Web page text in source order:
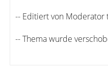
-- Editiert von Moderator
-- Thema wurde